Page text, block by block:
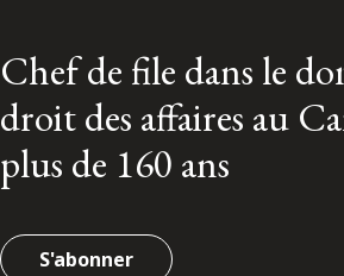
Chef de file dans le
droit des affaires au
plus de 160 ans
S'abonner